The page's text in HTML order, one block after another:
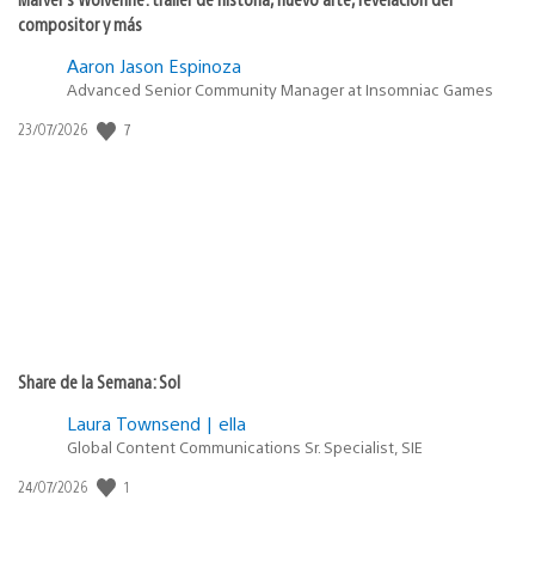
compositor y más
Aaron Jason Espinoza
Advanced Senior Community Manager at Insomniac Games
Fecha
23/07/2026 7
Share de la Semana: Sol
Laura Townsend | ella
Global Content Communications Sr. Specialist, SIE
Fecha
24/07/2026 1